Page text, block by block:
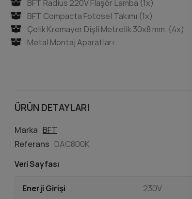
BFT Radius 220V Flaşör Lamba (1x)
BFT Compacta Fotosel Takımı (1x)
Çelik Kremayer Dişli Metrelik 30x8 mm. (4x)
Metal Montaj Aparatları
ÜRÜN DETAYLARI
Marka BFT
Referans DAC800K
Veri Sayfası
Enerji Girişi 230V